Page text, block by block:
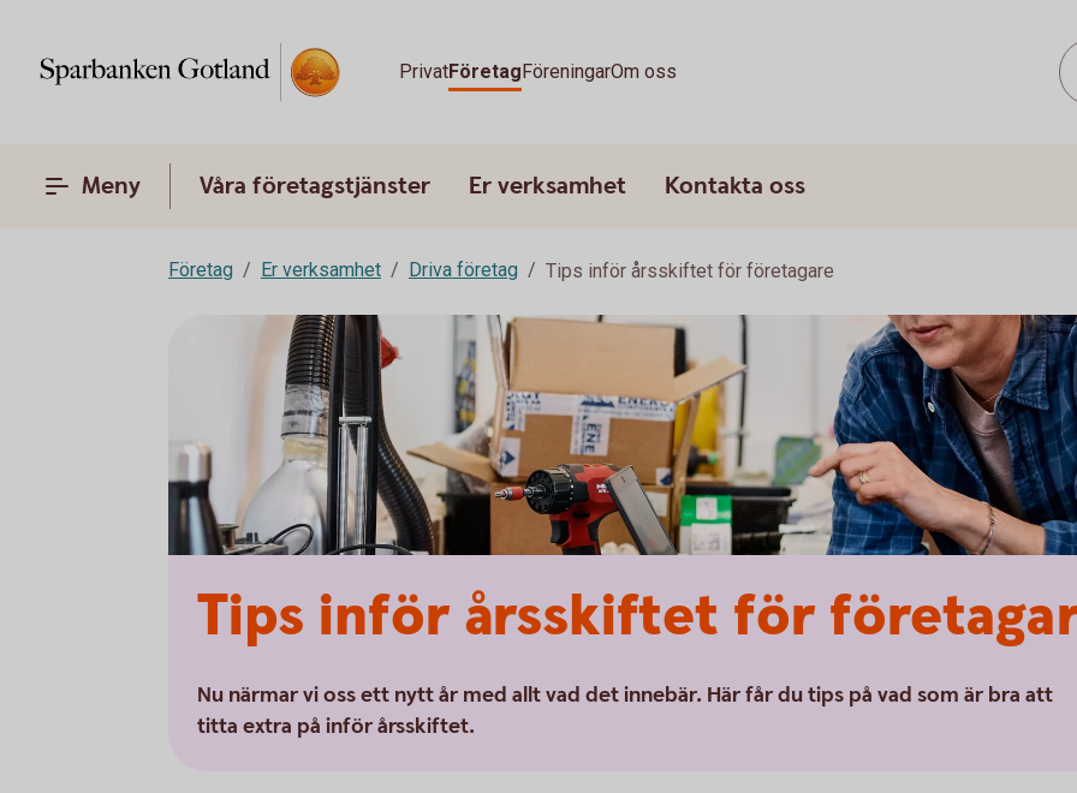
PrivatFöretagFöreningarOm oss
Meny Våra företagstjänster Er verksamhet Kontakta oss
Företag Er verksamhet Driva företag Tips inför årsskiftet för företagare
Tips inför årsskiftet för
Nu närmar vi oss ett nytt år med allt vad det innebär. Här får du tips på vad som är bra att
titta extra på inför årsskiftet.